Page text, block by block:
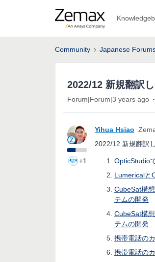
Community Japanese
2022/12 新規翻訳
Forum|Forum|3 years ago
+1
Yihua Hsiao
2022/12 新規翻訳
OpticStudio
Lumericalと
CubeSat構
テムの開発
CubeSat構
テムの開発
携帯電話の
携帯電話の